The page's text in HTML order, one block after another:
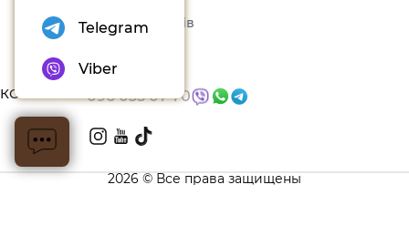
Набори товарів
КОНТАКТЫ 096 035 07 70
2026 © Все права защищены
Telegram
Viber